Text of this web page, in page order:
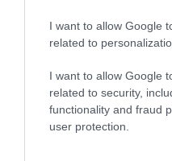
I want to allow Google
related to
I want to allow Google
related to security,
functionality and fraud
user protection.